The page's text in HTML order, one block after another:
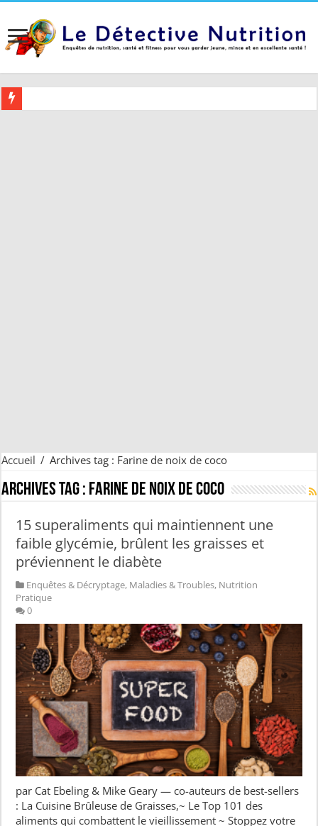
Accueil / Archives tag : Farine de noix de coco
Archives tag : Farine de noix de coco
15 superaliments qui maintiennent une
faible glycémie, brûlent les graisses et
préviennent le diabète
Enquêtes & Décryptage, Maladies & Troubles, Nutrition
Pratique
0
par Cat Ebeling & Mike Geary — co-auteurs de best-sellers
: La Cuisine Brûleuse de Graisses,~ Le Top 101 des
aliments qui combattent le vieillissement ~ Stoppez votre